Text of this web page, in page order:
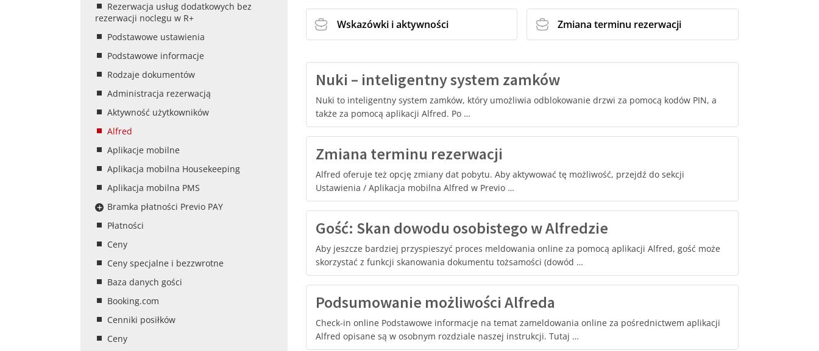
Rezerwacja usług dodatkowych bez
rezerwacji noclegu w R+
Podstawowe ustawienia
Podstawowe informacje
Rodzaje dokumentów
Administracja rezerwacją
Aktywność użytkowników
Alfred
Aplikacje mobilne
Aplikacja mobilna Housekeeping
Aplikacja mobilna PMS
Bramka płatności Previo PAY
Płatności
Ceny
Ceny specjalne i bezzwrotne
Baza danych gości
Booking.com
Cenniki posiłków
Ceny
Wskazówki i aktywności Zmiana terminu rezerwacji
Nuki – inteligentny system zamków
Nuki to inteligentny system zamków, który umożliwia odblokowanie drzwi za pomocą kodów PIN, a
także za pomocą aplikacji Alfred. Po …
Zmiana terminu rezerwacji
Alfred oferuje też opcję zmiany dat pobytu. Aby aktywować tę możliwość, przejdź do sekcji
Ustawienia / Aplikacja mobilna Alfred w Previo …
Gość: Skan dowodu osobistego w Alfredzie
Aby jeszcze bardziej przyspieszyć proces meldowania online za pomocą aplikacji Alfred, gość może
skorzystać z funkcji skanowania dokumentu tożsamości (dowód …
Podsumowanie możliwości Alfreda
Check-in online Podstawowe informacje na temat zameldowania online za pośrednictwem aplikacji
Alfred opisane są w osobnym rozdziale naszej instrukcji. Tutaj …